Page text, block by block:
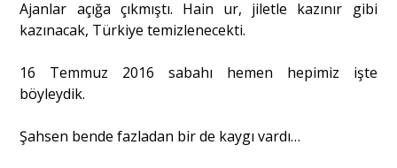
Ajanlar açığa çıkmıştı. Hain ur, jiletle kazınır gibi
kazınacak, Türkiye temizlenecekti.
16 Temmuz 2016 sabahı hemen hepimiz işte
böyleydik.
Şahsen bende fazladan bir de kaygı vardı…